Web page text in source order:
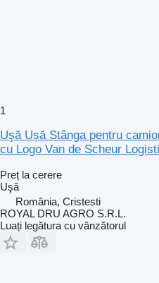
1
Uşă Ușă Stânga pentru
cu Logo Van de Scheur
Preț la cerere
Uşă
România, Cristesti
ROYAL DRU AGRO S.R.L.
Luați legătura cu vânzătorul